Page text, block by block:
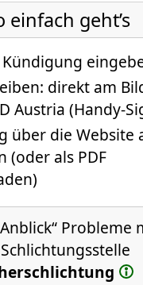
einfach geht’s
direkt am
Austria (Handy-
über die Website
(oder als PDF
Probleme